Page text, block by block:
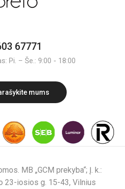
67771
Pi. – Še.: 9:00 - 18:00
mums
MB „GCM prekyba“; Į. k.:
23-iosios g. 15-43, Vilnius